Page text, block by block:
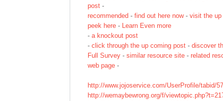
post -
recommended - find out here now- visit the
peek here - Learn Even more
- a knockout post
- click through the up coming post - discover
Full Survey - similar resource site - related
web page -
http://www.jojoservice.com/UserProfile/tabid/
http://wemaybewrong.org/f/